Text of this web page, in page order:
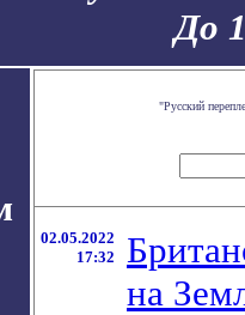
До
"Русский
02.05.2022
17:32
на